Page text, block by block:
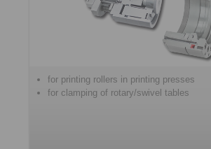
for printing rollers in printing presses
for clamping of rotary/swivel tables